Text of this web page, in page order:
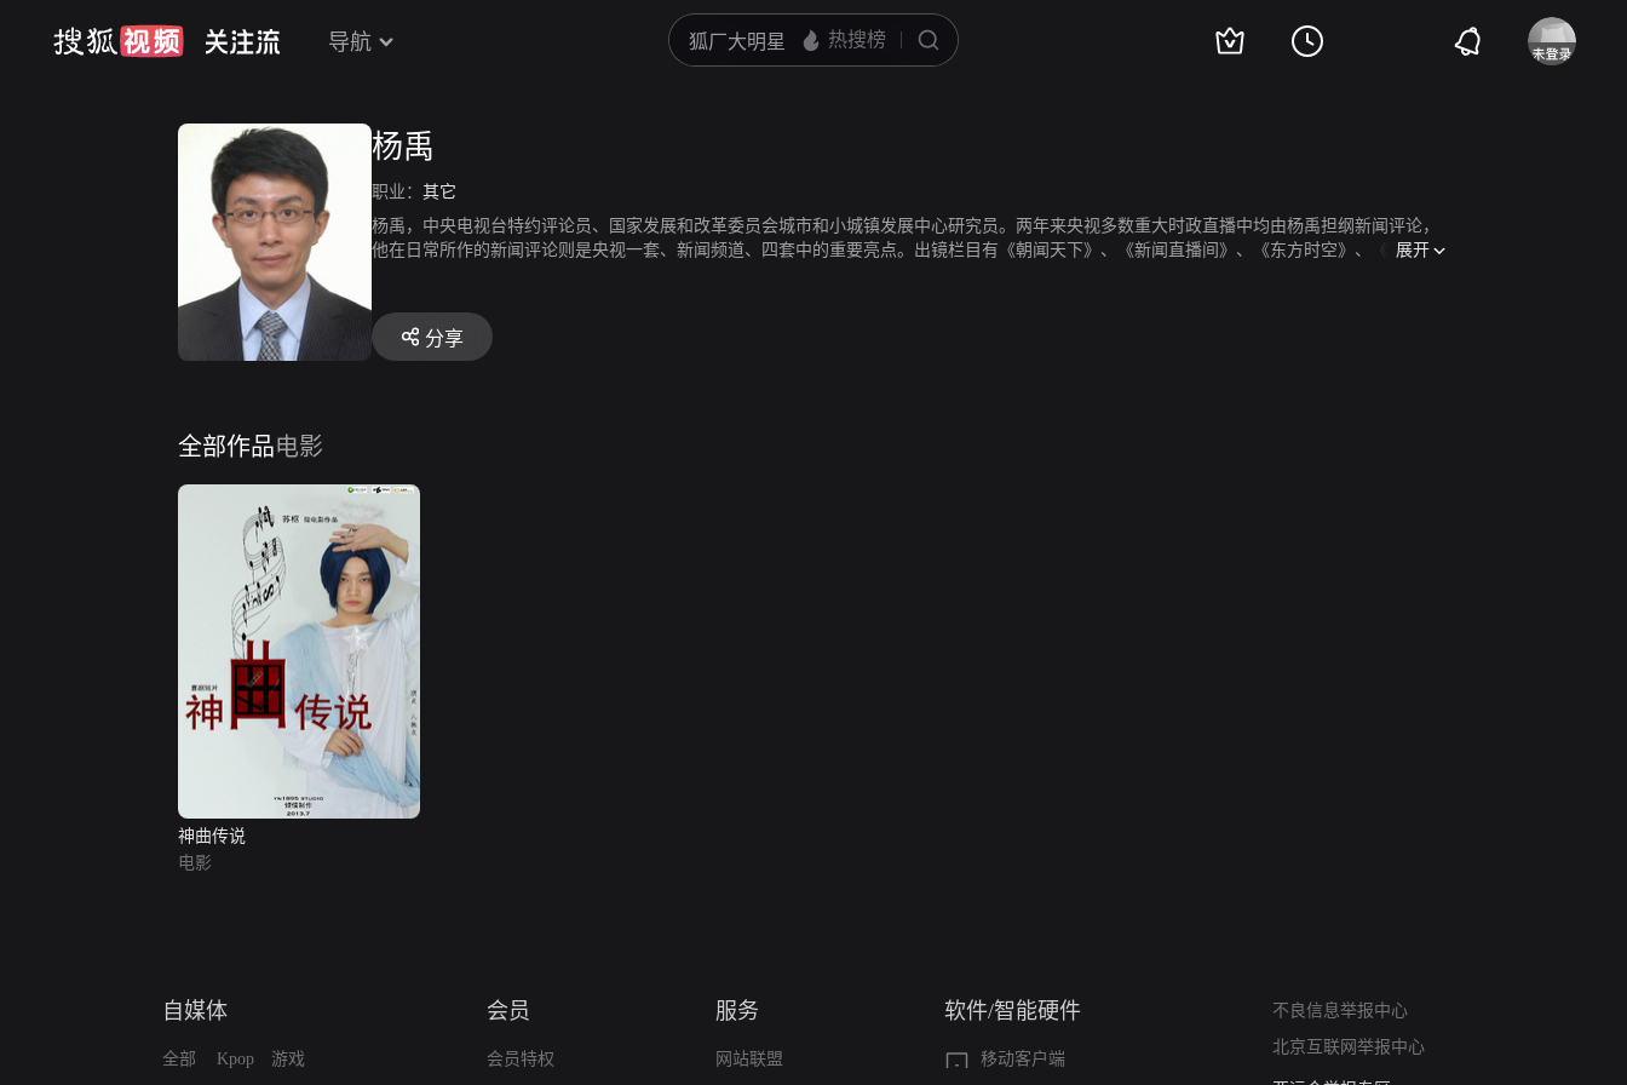
导航
杨禹
职业： 其它
杨禹，中央电视台特约评论员、国家发展和改革委员会城市和小城镇发展中心研究员。两年来央视多数重大时政直播中均由杨禹担纲新闻评论，
他在日常所作的新闻评论则是央视一套、新闻频道、四套中的重要亮点。出镜栏目有《朝闻天下》、《新闻直播间》、《东方时空》、《环球视
展开
分享
全部作品电影
神曲传说
电影
自媒体
全部 Kpop 游戏
会员
会员特权
服务
网站联盟
软件/智能硬件
移动客户端
不良信息举报中心
北京互联网举报中心
算法推荐专项举报